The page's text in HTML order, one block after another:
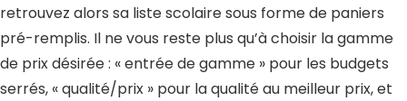
retrouvez alors sa liste scolaire sous forme de paniers
pré-remplis. Il ne vous reste plus qu’à choisir la gamme
de prix désirée : « entrée de gamme » pour les budgets
serrés, « qualité/prix » pour la qualité au meilleur prix, et